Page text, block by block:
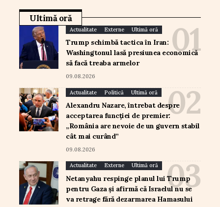
Ultimă oră
Actualitate Externe Ultimă oră
Trump schimbă tactica în Iran:
Washingtonul lasă presiunea economică
să facă treaba armelor
09.08.2026
Actualitate Politică Ultimă oră
Alexandru Nazare, întrebat despre
acceptarea funcției de premier:
„România are nevoie de un guvern stabil
cât mai curând”
09.08.2026
Actualitate Externe Ultimă oră
Netanyahu respinge planul lui Trump
pentru Gaza și afirmă că Israelul nu se
va retrage fără dezarmarea Hamasului